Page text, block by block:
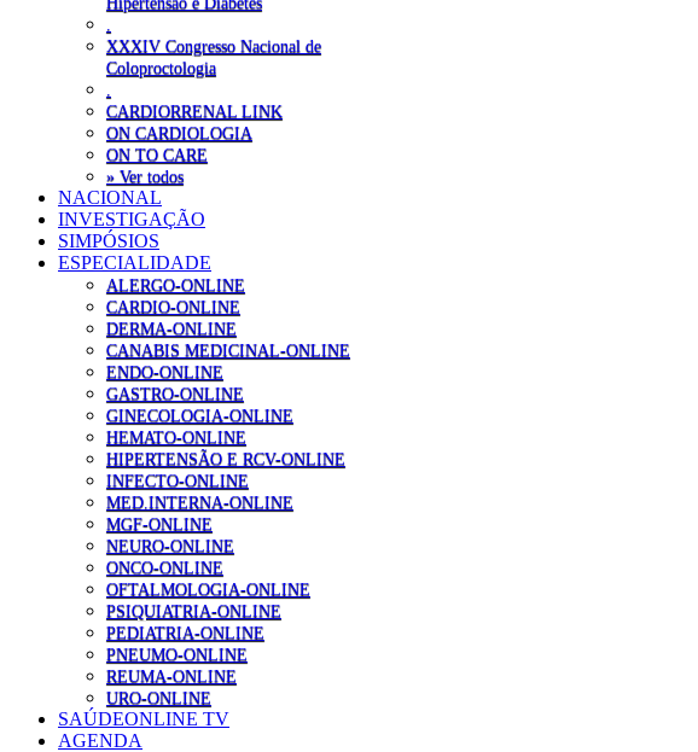
XXXIV Congresso Nacional de
Coloproctologia
CARDIORRENAL LINK
ON CARDIOLOGIA
ON TO CARE
» Ver todos
NACIONAL
INVESTIGAÇÃO
SIMPÓSIOS
ESPECIALIDADE
ALERGO-ONLINE
CARDIO-ONLINE
DERMA-ONLINE
CANABIS MEDICINAL-ONLINE
ENDO-ONLINE
GASTRO-ONLINE
GINECOLOGIA-ONLINE
HEMATO-ONLINE
HIPERTENSÃO E RCV-ONLINE
INFECTO-ONLINE
MED.INTERNA-ONLINE
MGF-ONLINE
NEURO-ONLINE
ONCO-ONLINE
OFTALMOLOGIA-ONLINE
PSIQUIATRIA-ONLINE
PEDIATRIA-ONLINE
PNEUMO-ONLINE
REUMA-ONLINE
URO-ONLINE
SAÚDEONLINE TV
AGENDA